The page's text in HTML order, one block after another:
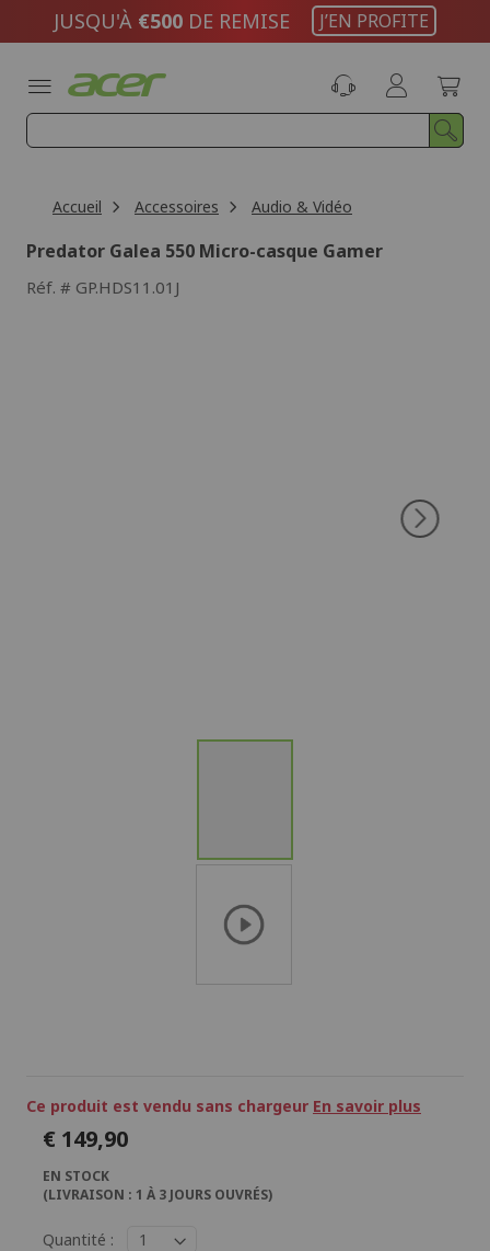
JUSQU'À €500 DE REMISE J’EN PROFITE
Accueil Accessoires Audio & Vidéo
Predator Galea 550 Micro-casque Gamer
Réf. GP.HDS11.01J
Galerie
d’images
€ 149,90
EN STOCK
(LIVRAISON : 1 À 3 JOURS OUVRÉS)
Quantité :
Ce produit est vendu sans chargeur En savoir plus